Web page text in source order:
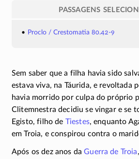
PASSAGENS
Proclo / Crestomatia 80.42-9
Sem saber que a filha havia sido
estava viva, na Táurida, e revoltada
havia morrido por culpa do próprio
Clitemnestra decidiu se vingar e se
Egisto, filho de Tiestes, enquanto
em Troia, e conspirou contra o
Após os dez anos daGuerra de Troia